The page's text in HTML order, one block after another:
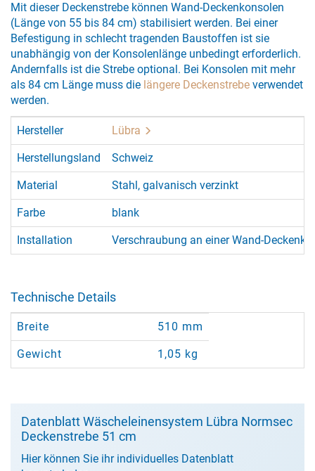
Mit dieser Deckenstrebe können Wand-Deckenkonsolen
(Länge von 55 bis 84 cm) stabilisiert werden. Bei einer
Befestigung in schlecht tragenden Baustoffen ist sie
unabhängig von der Konsolenlänge unbedingt erforderlich.
Andernfalls ist die Strebe optional. Bei Konsolen mit mehr
als 84 cm Länge muss die längere Deckenstrebe verwendet
werden.
Hersteller Lübra
Herstellungsland Schweiz
Material Stahl, galvanisch verzinkt
Farbe blank
Installation Verschraubung an einer Wand-
Technische Details
Breite 510 mm
Gewicht 1,05 kg
Datenblatt Wäscheleinensystem Lübra Normsec
Deckenstrebe 51 cm
Hier können Sie ihr individuelles Datenblatt